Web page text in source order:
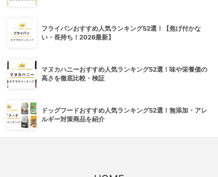
フライパンおすすめ人気ランキング52選！【焦げ付かな
い・長持ち！2026最新】
マヌカハニーおすすめ人気ランキング52選！味や栄養価の
高さを徹底比較・検証
ドッグフードおすすめ人気ランキング52選！無添加・アレ
ルギー対策商品を紹介